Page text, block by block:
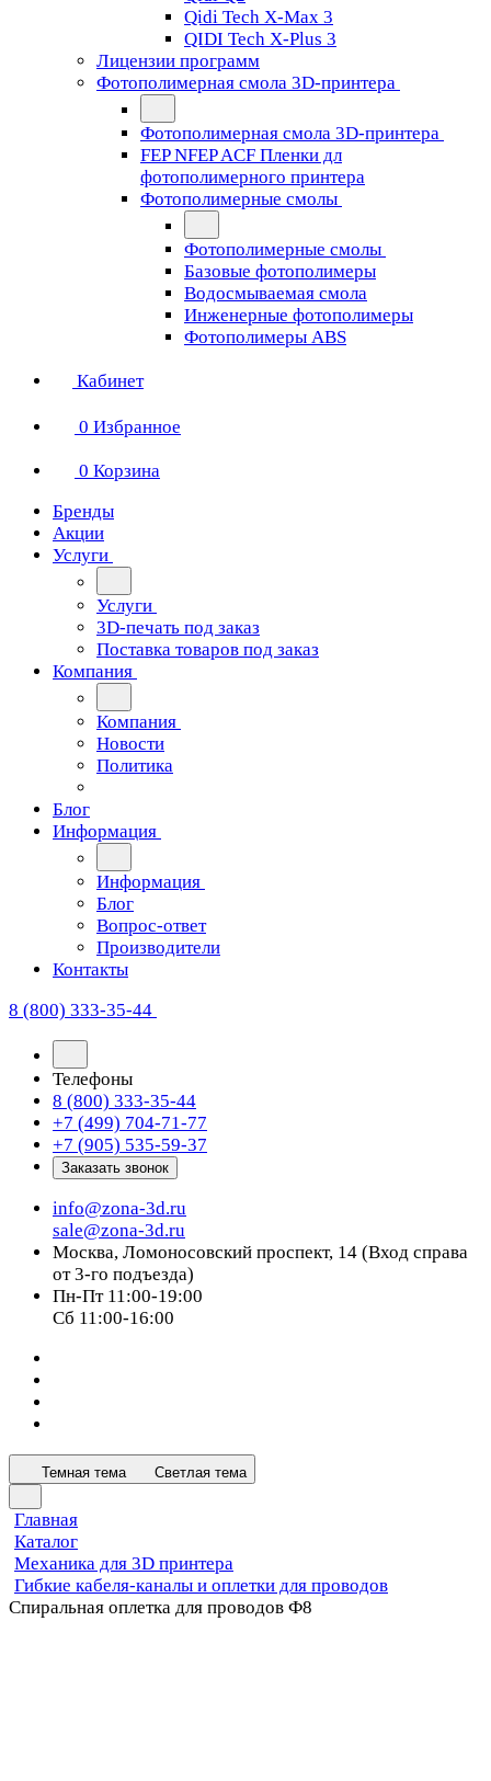
Qidi Tech X-Max 3
QIDI Tech X-Plus 3
Лицензии программ
Фотополимерная смола 3D-принтера
Фотополимерная смола 3D-принтера
FEP NFEP ACF Пленки дл
фотополимерного принтера
Фотополимерные смолы
Фотополимерные смолы
Базовые фотополимеры
Водосмываемая смола
Инженерные фотополимеры
Фотополимеры ABS
Кабинет
0 Избранное
0 Корзина
Бренды
Акции
Услуги
Услуги
3D-печать под заказ
Поставка товаров под заказ
Компания
Компания
Новости
Политика
Блог
Информация
Информация
Блог
Вопрос-ответ
Производители
Контакты
8 (800) 333-35-44
Телефоны
8 (800) 333-35-44
+7 (499) 704-71-77
+7 (905) 535-59-37
Заказать звонок
info@zona-3d.ru
sale@zona-3d.ru
Москва, Ломоносовский проспект, 14 (Вход справа
от 3-го подъезда)
Пн-Пт 11:00-19:00
Сб 11:00-16:00
Темная тема Светлая тема
Главная
Каталог
Механика для 3D принтера
Гибкие кабеля-каналы и оплетки для проводов
Спиральная оплетка для проводов Ф8